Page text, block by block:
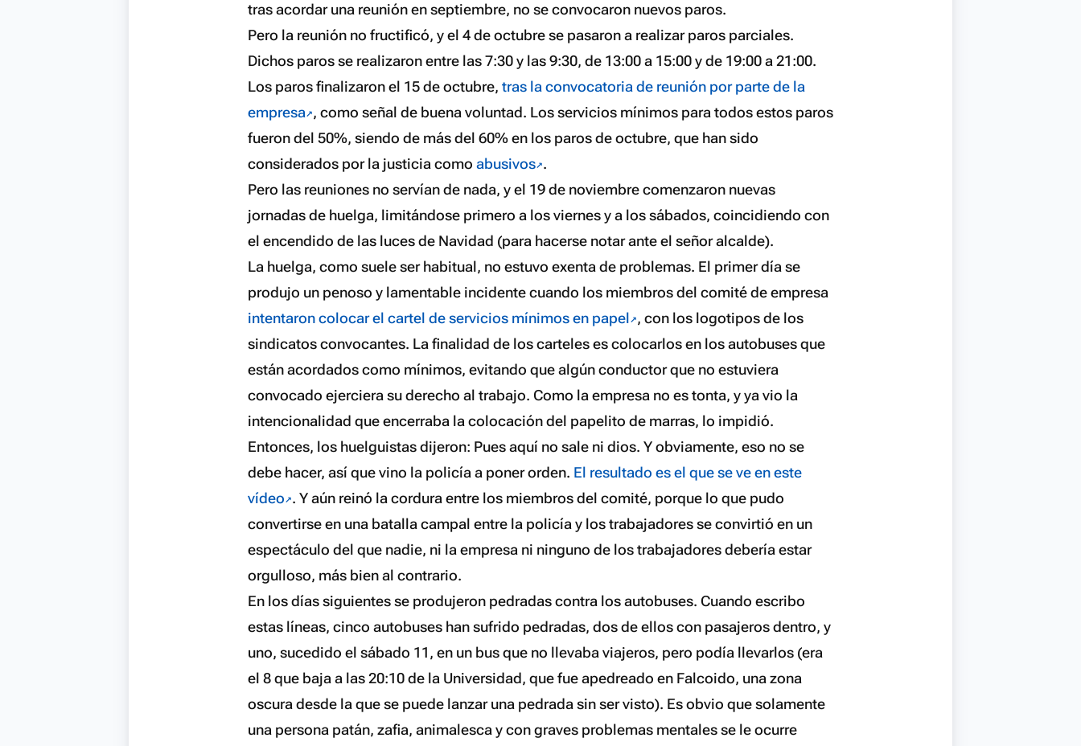
tras acordar una reunión en septiembre, no se convocaron nuevos paros.
Pero la reunión no fructificó, y el 4 de octubre se pasaron a realizar paros parciales.
Dichos paros se realizaron entre las 7:30 y las 9:30, de 13:00 a 15:00 y de 19:00 a 21:00.
Los paros finalizaron el 15 de octubre, tras la convocatoria de reunión por parte de la
empresa , como señal de buena voluntad. Los servicios mínimos para todos estos paros
fueron del 50%, siendo de más del 60% en los paros de octubre, que han sido
considerados por la justicia como abusivos .
Pero las reuniones no servían de nada, y el 19 de noviembre comenzaron nuevas
jornadas de huelga, limitándose primero a los viernes y a los sábados, coincidiendo con
el encendido de las luces de Navidad (para hacerse notar ante el señor alcalde).
La huelga, como suele ser habitual, no estuvo exenta de problemas. El primer día se
produjo un penoso y lamentable incidente cuando los miembros del comité de empresa
intentaron colocar el cartel de servicios mínimos en papel , con los logotipos de los
sindicatos convocantes. La finalidad de los carteles es colocarlos en los autobuses que
están acordados como mínimos, evitando que algún conductor que no estuviera
convocado ejerciera su derecho al trabajo. Como la empresa no es tonta, y ya vio la
intencionalidad que encerraba la colocación del papelito de marras, lo impidió.
Entonces, los huelguistas dijeron: Pues aquí no sale ni dios. Y obviamente, eso no se
debe hacer, así que vino la policía a poner orden. El resultado es el que se ve en este
vídeo . Y aún reinó la cordura entre los miembros del comité, porque lo que pudo
convertirse en una batalla campal entre la policía y los trabajadores se convirtió en un
espectáculo del que nadie, ni la empresa ni ninguno de los trabajadores debería estar
orgulloso, más bien al contrario.
En los días siguientes se produjeron pedradas contra los autobuses. Cuando escribo
estas líneas, cinco autobuses han sufrido pedradas, dos de ellos con pasajeros dentro, y
uno, sucedido el sábado 11, en un bus que no llevaba viajeros, pero podía llevarlos (era
el 8 que baja a las 20:10 de la Universidad, que fue apedreado en Falcoido, una zona
oscura desde la que se puede lanzar una pedrada sin ser visto). Es obvio que solamente
una persona patán, zafia, animalesca y con graves problemas mentales se le ocurre